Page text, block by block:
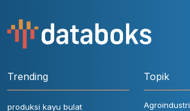
Trending
produksi kayu bulat
Topik
Agroindustri